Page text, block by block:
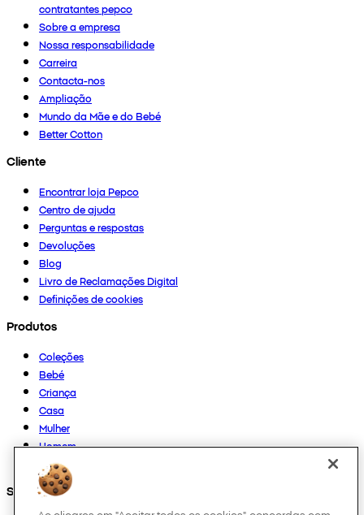
contratantes pepco
Sobre a empresa
Nossa responsabilidade
Carreira
Contacta-nos
Ampliação
Mundo da Mãe e do Bebé
Better Cotton
Cliente
Encontrar loja Pepco
Centro de ajuda
Perguntas e respostas
Devoluções
Blog
Livro de Reclamações Digital
Definições de cookies
Produtos
Coleções
Bebé
Criança
Casa
Mulher
Homem
Outros
Segue-nos em